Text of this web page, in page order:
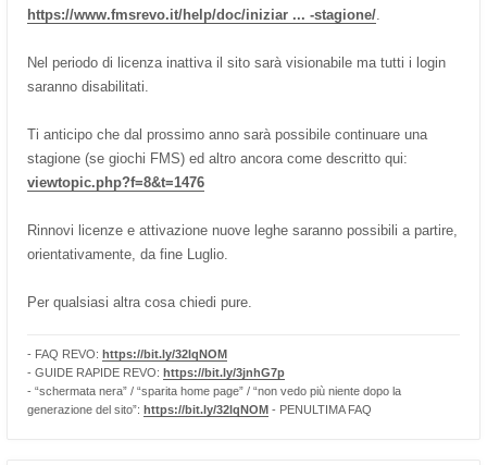
https://www.fmsrevo.it/help/doc/iniziar ... -stagione/.
Nel periodo di licenza inattiva il sito sarà visionabile ma tutti i login
saranno disabilitati.
Ti anticipo che dal prossimo anno sarà possibile continuare una
stagione (se giochi FMS) ed altro ancora come descritto qui:
viewtopic.php?f=8&t=1476
Rinnovi licenze e attivazione nuove leghe saranno possibili a partire,
orientativamente, da fine Luglio.
Per qualsiasi altra cosa chiedi pure.
- FAQ REVO: https://bit.ly/32lqNOM
- GUIDE RAPIDE REVO: https://bit.ly/3jnhG7p
- “schermata nera” / “sparita home page” / “non vedo più niente dopo la
generazione del sito”: https://bit.ly/32lqNOM - PENULTIMA FAQ